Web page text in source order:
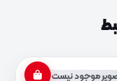
موجود نیست